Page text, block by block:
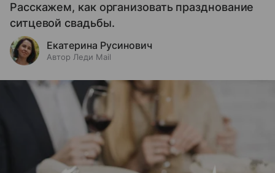
Расскажем, как организовать празднование
ситцевой свадьбы.
Екатерина Русинович
Автор Леди Mail